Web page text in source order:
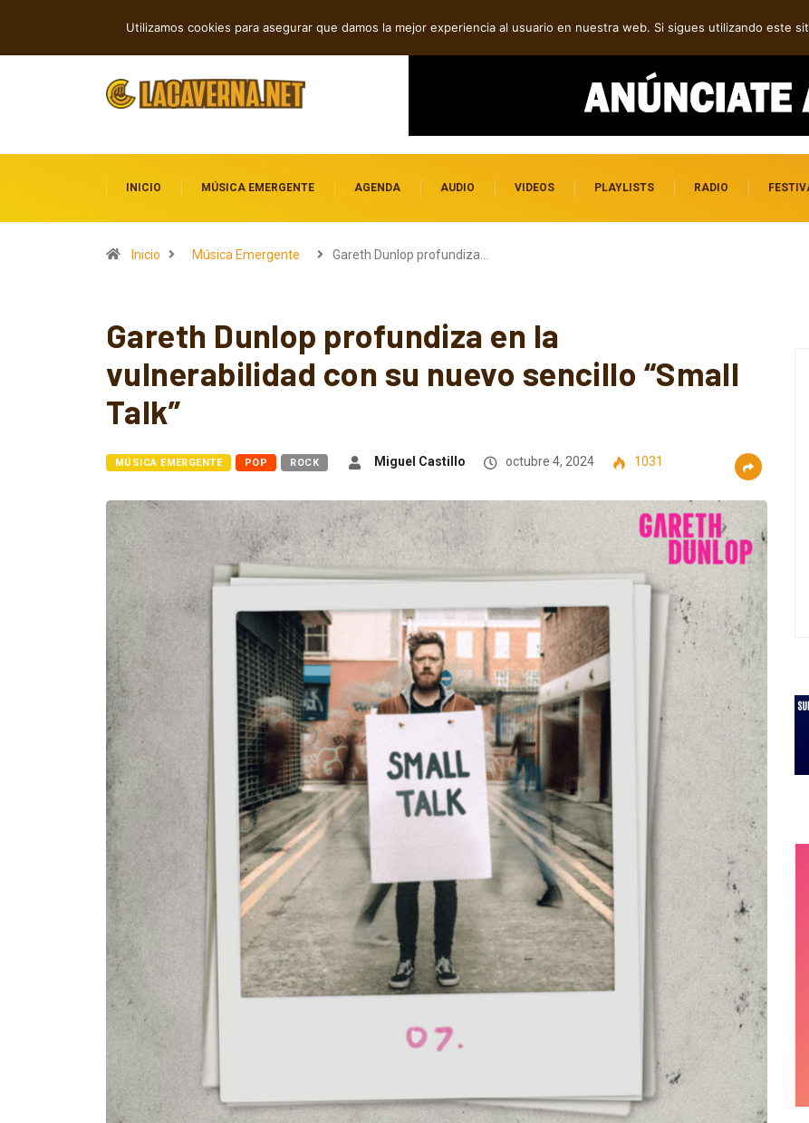
INICIO MÚSICA EMERGENTE AGENDA AUDIO VIDEOS PLAYLISTS RADIO
Inicio Música Emergente Gareth Dunlop profundiza…
Gareth Dunlop profundiza en la
vulnerabilidad con su nuevo sencillo “Small
Talk”
MÚSICA EMERGENTE POP ROCK Miguel Castillo octubre 4, 2024 1031
Utilizamos cookies para asegurar que damos la mejor experiencia al usuario en nuestra web. Si sigues utilizando este